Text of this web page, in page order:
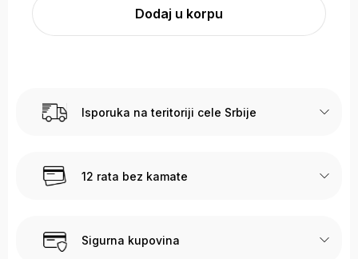
Dodaj u korpu
Isporuka na teritoriji cele Srbije
12 rata bez kamate
Sigurna kupovina